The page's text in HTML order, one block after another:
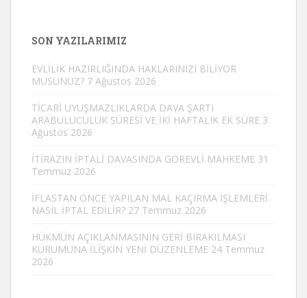
SON YAZILARIMIZ
EVLİLİK HAZIRLIĞINDA HAKLARINIZI BİLİYOR
MUSUNUZ? 7 Ağustos 2026
TİCARİ UYUŞMAZLIKLARDA DAVA ŞARTI
ARABULUCULUK SÜRESİ VE İKİ HAFTALIK EK SÜRE 3
Ağustos 2026
İTİRAZIN İPTALİ DAVASINDA GÖREVLİ MAHKEME 31
Temmuz 2026
İFLASTAN ÖNCE YAPILAN MAL KAÇIRMA İŞLEMLERİ
NASIL İPTAL EDİLİR? 27 Temmuz 2026
HÜKMÜN AÇIKLANMASININ GERİ BIRAKILMASI
KURUMUNA İLİŞKİN YENİ DÜZENLEME 24 Temmuz
2026